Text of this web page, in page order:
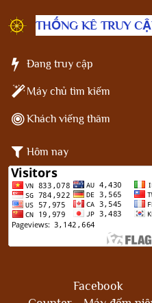
THỐNG KÊ TRUY
Đang truy cập
Máy chủ tìm kiếm
Khách viếng thăm
Hôm nay
Facebook